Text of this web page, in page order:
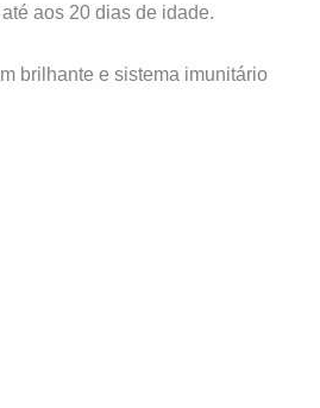
aos 20 dias de idade.
brilhante e sistema imunitário